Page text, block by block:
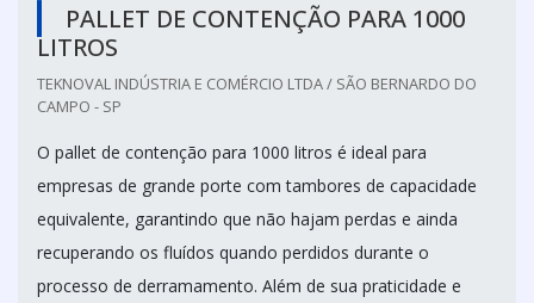
PALLET DE CONTENÇÃO PARA 1000
LITROS
TEKNOVAL INDÚSTRIA E COMÉRCIO LTDA / SÃO BERNARDO DO
CAMPO - SP
O pallet de contenção para 1000 litros é ideal para
empresas de grande porte com tambores de capacidade
equivalente, garantindo que não hajam perdas e ainda
recuperando os fluídos quando perdidos durante o
processo de derramamento. Além de sua praticidade e